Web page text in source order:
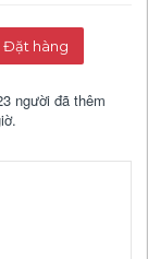
Đặt hàng
người đã thêm